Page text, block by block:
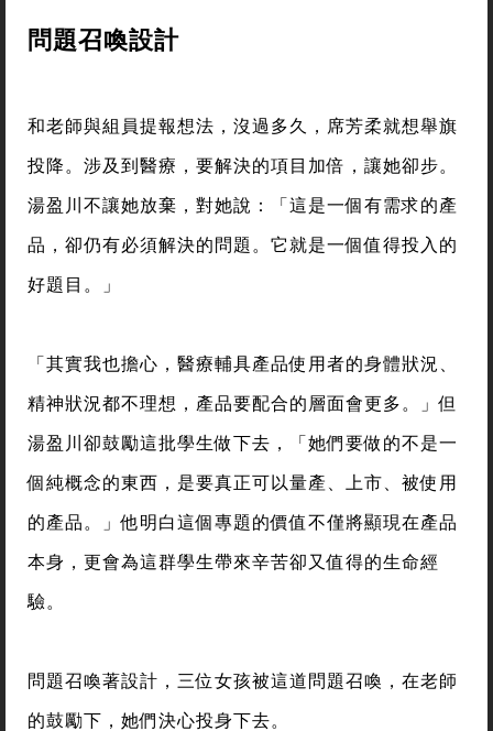
問題召喚設計
和老師與組員提報想法，沒過多久，席芳柔就想舉旗
投降。涉及到醫療，要解決的項目加倍，讓她卻步。
湯盈川不讓她放棄，對她說：「這是一個有需求的產
品，卻仍有必須解決的問題。它就是一個值得投入的
好題目。」
「其實我也擔心，醫療輔具產品使用者的身體狀況、
精神狀況都不理想，產品要配合的層面會更多。」但
湯盈川卻鼓勵這批學生做下去，「她們要做的不是一
個純概念的東西，是要真正可以量產、上市、被使用
的產品。」他明白這個專題的價值不僅將顯現在產品
本身，更會為這群學生帶來辛苦卻又值得的生命經
驗。
問題召喚著設計，三位女孩被這道問題召喚，在老師
的鼓勵下，她們決心投身下去。